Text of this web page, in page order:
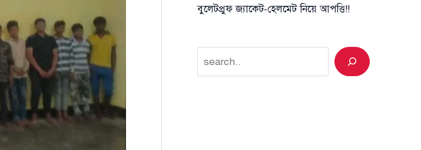
বুলেটপ্রুফ জ্যাকেট-হেলমেট নিয়ে আপত্তি!!